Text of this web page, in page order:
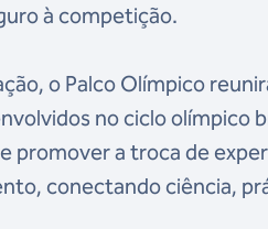
à competição.
o Palco Olímpico
no ciclo olímpico
promover a troca de
conectando ciência,